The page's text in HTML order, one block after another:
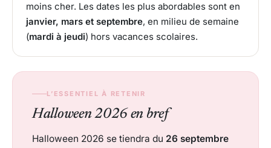
L’ESSENTIEL À RETENIR
Halloween 2026 en bref
Halloween 2026 se tiendra du 26 septembre
moins cher. Les dates les plus abordables sont en
janvier, mars et septembre, en milieu de semaine
(mardi à jeudi) hors vacances scolaires.